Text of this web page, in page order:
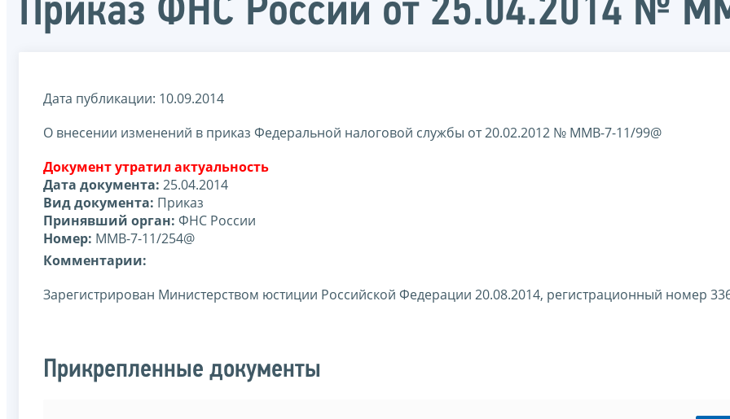
Приказ ФНС России от 25.04.2014 №
Дата публикации: 10.09.2014
О внесении изменений в приказ Федеральной налоговой службы от 20.02.2012 № ММВ-7-11/99@
Документ утратил актуальность
Дата документа: 25.04.2014
Вид документа: Приказ
Принявший орган: ФНС России
Номер: ММВ-7-11/254@
Комментарии:
Зарегистрирован Министерством юстиции Российской Федерации 20.08.2014, регистрационный номер
Прикрепленные документы